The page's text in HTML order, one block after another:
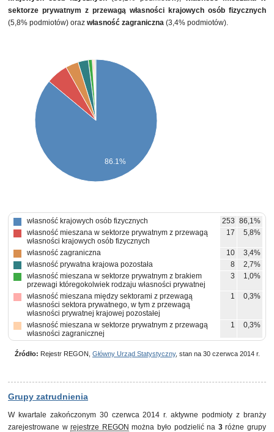
sektorze prywatnym z przewagą własności krajowych osób fizycznych
(5,8% podmiotów) oraz własność zagraniczna (3,4% podmiotów).
86.1%
własność krajowych osób fizycznych 253 86,1%
własność mieszana w sektorze prywatnym z przewagą
własności krajowych osób fizycznych
17 5,8%
własność zagraniczna 10
3,4%
własność prywatna krajowa pozostała
8
2,7%
własność mieszana w sektorze prywatnym z brakiem
przewagi któregokolwiek rodzaju własności prywatnej
3 1,0%
własność mieszana między sektorami z przewagą
własności sektora prywatnego, w tym z przewagą
własności prywatnej krajowej pozostałej
1 0,3%
własność mieszana w sektorze prywatnym z przewagą
własności zagranicznej
1 0,3%
własności prywatnej krajowej pozostałej
Źródło: Rejestr REGON, Główny Urząd Statystyczny, stan na 30 czerwca 2014 r.
Grupy zatrudnienia
W kwartale zakończonym 30 czerwca 2014 r. aktywne podmioty z branży
zarejestrowane wrejestrze REGON można było podzielić na 3różne grupy